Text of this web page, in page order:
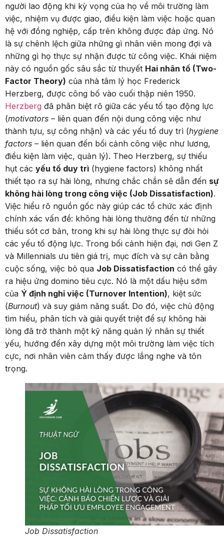
người lao động khi kỳ vọng của họ về môi trường làm
việc, nhiệm vụ được giao, điều kiện làm việc hoặc quan
hệ với đồng nghiệp, cấp trên không được đáp ứng. Nó
là sự chênh lệch giữa những gì nhân viên mong đợi và
những gì họ thực sự nhận được từ công việc. Khái niệm
này có nguồn gốc sâu sắc từ thuyết Hai nhân tố (Two-
Factor Theory) của nhà tâm lý học Frederick
Herzberg, được công bố vào cuối thập niên 1950.
Herzberg đã phân biệt rõ giữa các yếu tố tạo động lực
(motivators – liên quan đến nội dung công việc như
thành tựu, sự công nhận) và các yếu tố duy trì (hygiene
factors – liên quan đến bối cảnh công việc như lương,
điều kiện làm việc, quản lý). Theo Herzberg, sự thiếu
hụt các yếu tố duy trì (hygiene factors) không nhất
thiết tạo ra sự hài lòng, nhưng chắc chắn sẽ dẫn đến sự
không hài lòng trong công việc (Job Dissatisfaction).
Việc hiểu rõ nguồn gốc này giúp các tổ chức xác định
chính xác vấn đề: không hài lòng thường đến từ những
thiếu sót cơ bản, trong khi sự hài lòng thực sự đòi hỏi
các yếu tố động lực. Trong bối cảnh hiện đại, nơi Gen Z
và Millennials ưu tiên giá trị, mục đích và sự cân bằng
cuộc sống, việc bỏ qua Job Dissatisfaction có thể gây
ra hiệu ứng domino tiêu cực. Nó là một dấu hiệu sớm
của Ý định nghỉ việc (Turnover Intention), kiệt sức
(Burnout) và suy giảm năng suất. Do đó, việc chủ động
tìm hiểu, phân tích và giải quyết triệt để sự không hài
lòng đã trở thành một kỹ năng quản lý nhân sự thiết
yếu, hướng đến xây dựng một môi trường làm việc tích
cực, nơi nhân viên cảm thấy được lắng nghe và tôn
trọng.
Job Dissatisfaction